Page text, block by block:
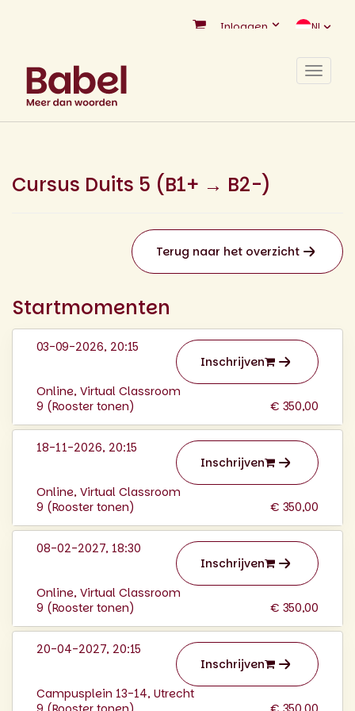
Inloggen NL
Toggle
Cursus Duits 5 (B1+ → B2-)
Terug naar het overzicht
Startmomenten
03-09-2026, 20:15
Inschrijven
Online, Virtual Classroom
9 (Rooster tonen) € 350,00
18-11-2026, 20:15
Inschrijven
Online, Virtual Classroom
9 (Rooster tonen) € 350,00
08-02-2027, 18:30
Inschrijven
Online, Virtual Classroom
9 (Rooster tonen) € 350,00
20-04-2027, 20:15
Inschrijven
Campusplein 13-14, Utrecht